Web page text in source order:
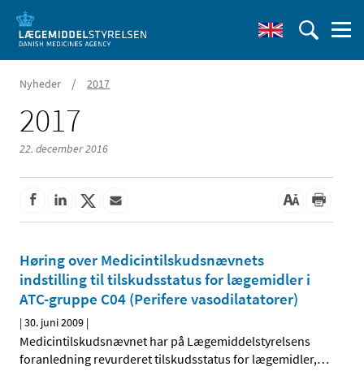
Nyheder / 2017
2017
22. december 2016
Høring over Medicintilskudsnævnets
indstilling til tilskudsstatus for lægemidler i
ATC-gruppe C04 (Perifere vasodilatatorer)
|30. juni 2009 |
Medicintilskudsnævnet har på Lægemiddelstyrelsens
foranledning revurderet tilskudsstatus for lægemidler,…